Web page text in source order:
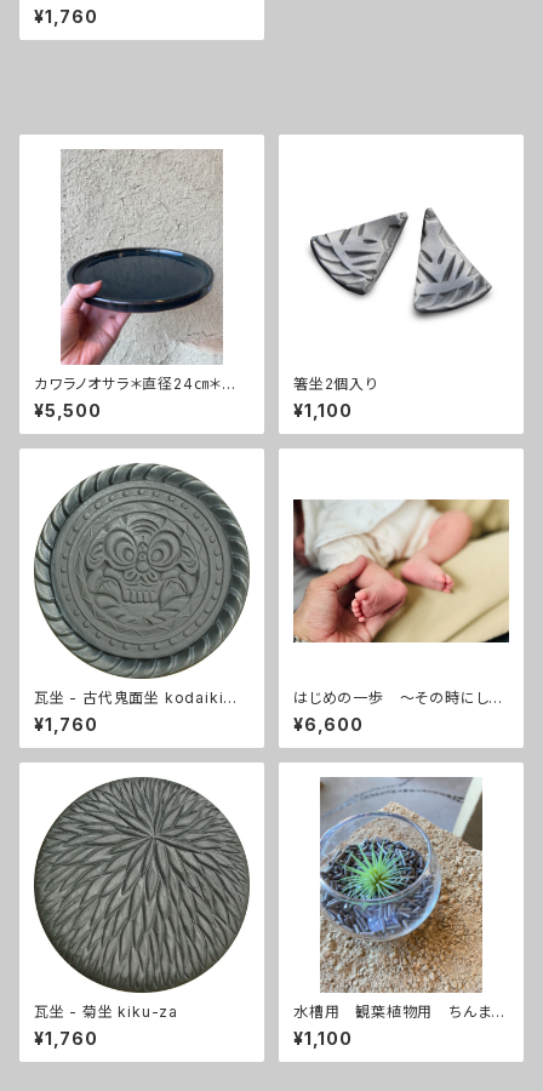
¥1,760
カワラノオサラ＊直径24㎝＊八
寸皿
¥5,500
箸坐2個入り
¥1,100
瓦坐 - 古代鬼面坐 kodaikime
n-za
¥1,760
はじめの一歩 ～その時にしか
ない思い出をカタチに～
¥6,600
瓦坐 - 菊坐 kiku-za
¥1,760
水槽用 観葉植物用 ちんまり
瓦
¥1,100